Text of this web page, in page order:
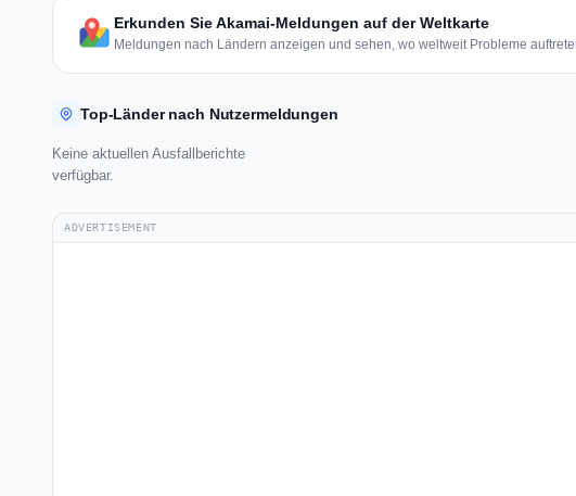
Erkunden Sie Akamai-Meldungen auf der Weltkarte
Meldungen nach Ländern anzeigen und sehen, wo weltweit Probleme
Top-Länder nach Nutzermeldungen
Keine aktuellen Ausfallberichte
verfügbar.
ADVERTISEMENT